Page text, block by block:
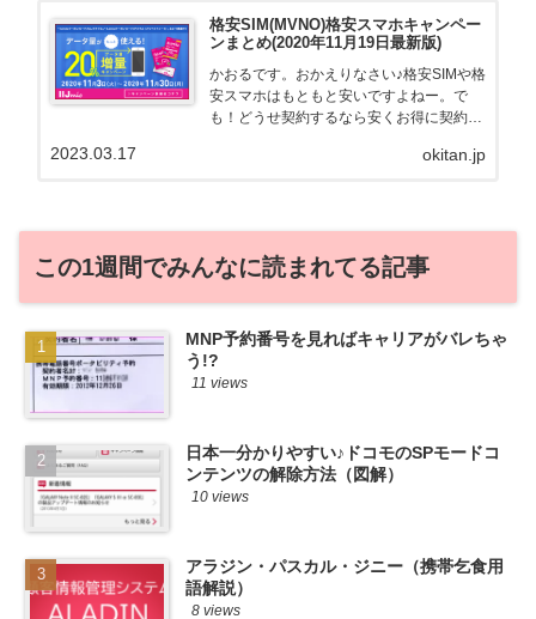
格安SIM(MVNO)格安スマホキャンペー
ンまとめ(2020年11月19日最新版)
かおるです。おかえりなさい♪格安SIMや格
安スマホはもともと安いですよねー。で
も！どうせ契約するなら安くお得に契約し
る自身も、そういう案件を常に狙ってます
okitan.jp
2023.03.17
この1週間でみんなに読まれてる記事
MNP予約番号を見ればキャリアがバレちゃ
う!?
11 views
日本一分かりやすい♪ドコモのSPモードコ
ンテンツの解除方法（図解）
10 views
アラジン・パスカル・ジニー（携帯乞食用
語解説）
8 views